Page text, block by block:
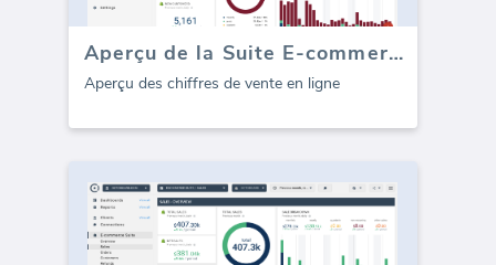
Aperçu de la Suite E-commerce
Aperçu des chiffres de vente en ligne